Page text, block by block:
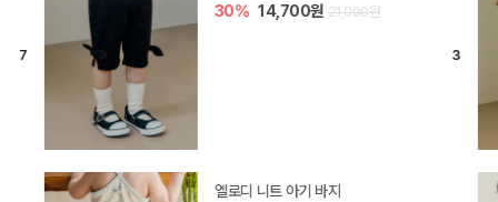
30% 14,700원 21,000원
엘로디 니트 아기 바지